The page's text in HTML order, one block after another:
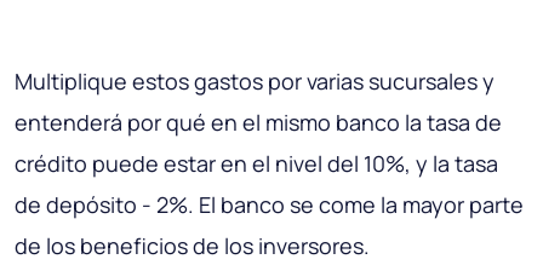
Multiplique estos gastos por varias sucursales y
entenderá por qué en el mismo banco la tasa de
crédito puede estar en el nivel del 10%, y la tasa
de depósito - 2%. El banco se come la mayor parte
de los beneficios de los inversores.